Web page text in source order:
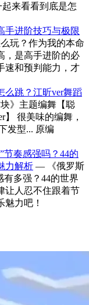
来看看到底是怎
手进阶技巧与极限
玩？作为我的本命
，是高手进阶的必
速和预判能力，才
么跳？江昕ver舞蹈
》主题编舞【聪
很美味的编舞，
发型... 原编
节奏感强吗？44的
力解析 — 《俄罗斯
有多强？44的世界
让人忍不住跟着节
力吧！